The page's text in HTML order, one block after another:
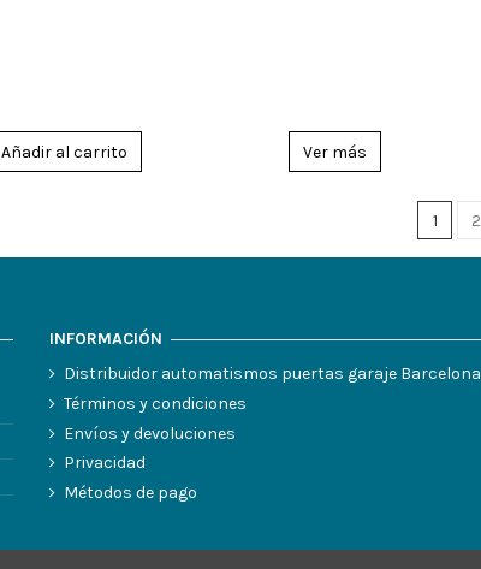
Añadir al carrito Ver más
1 2
INFORMACIÓN
Distribuidor automatismos puertas garaje Barcelona
Términos y condiciones
Envíos y devoluciones
Privacidad
Métodos de pago